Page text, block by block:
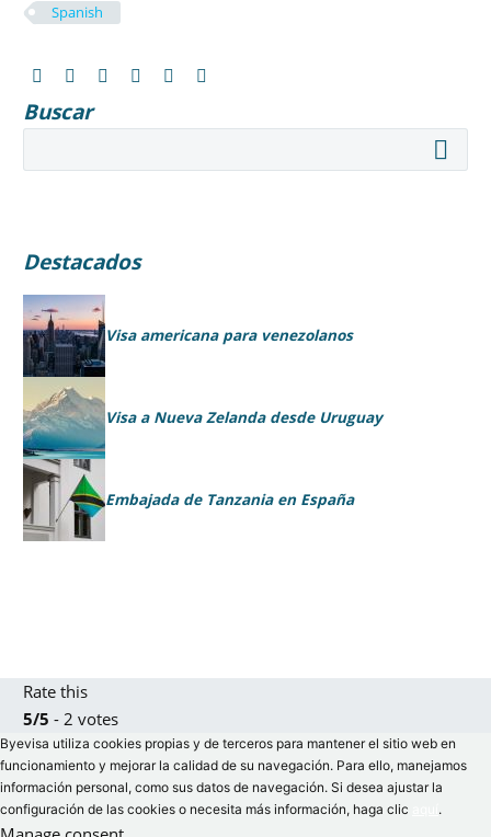
Spanish
Buscar
Destacados
Visa americana para venezolanos
Visa a Nueva Zelanda desde Uruguay
Embajada de Tanzania en España
Rate this
5/5 - 2 votes
Byevisa utiliza cookies propias y de terceros para mantener el sitio web en
funcionamiento y mejorar la calidad de su navegación. Para ello, manejamos
información personal, como sus datos de navegación. Si desea ajustar la
configuración de las cookies o necesita más información, haga clic
.